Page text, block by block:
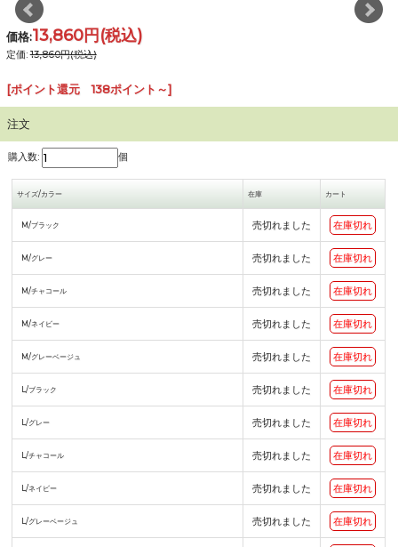
価格:13,860円(税込)
定価:13,860円(税込)
[ポイント還元 138ポイント～]
注文
購入数: 個
サイズ/カラー 在庫 カート
M/ブラック 売切れました 在庫切れ
M/グレー 売切れました 在庫切れ
M/チャコール 売切れました 在庫切れ
M/ネイビー 売切れました 在庫切れ
M/グレーベージュ 売切れました 在庫切れ
L/ブラック 売切れました 在庫切れ
L/グレー 売切れました 在庫切れ
L/チャコール 売切れました 在庫切れ
L/ネイビー 売切れました 在庫切れ
L/グレーベージュ 売切れました 在庫切れ